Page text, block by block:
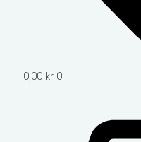
0,00 kr 0